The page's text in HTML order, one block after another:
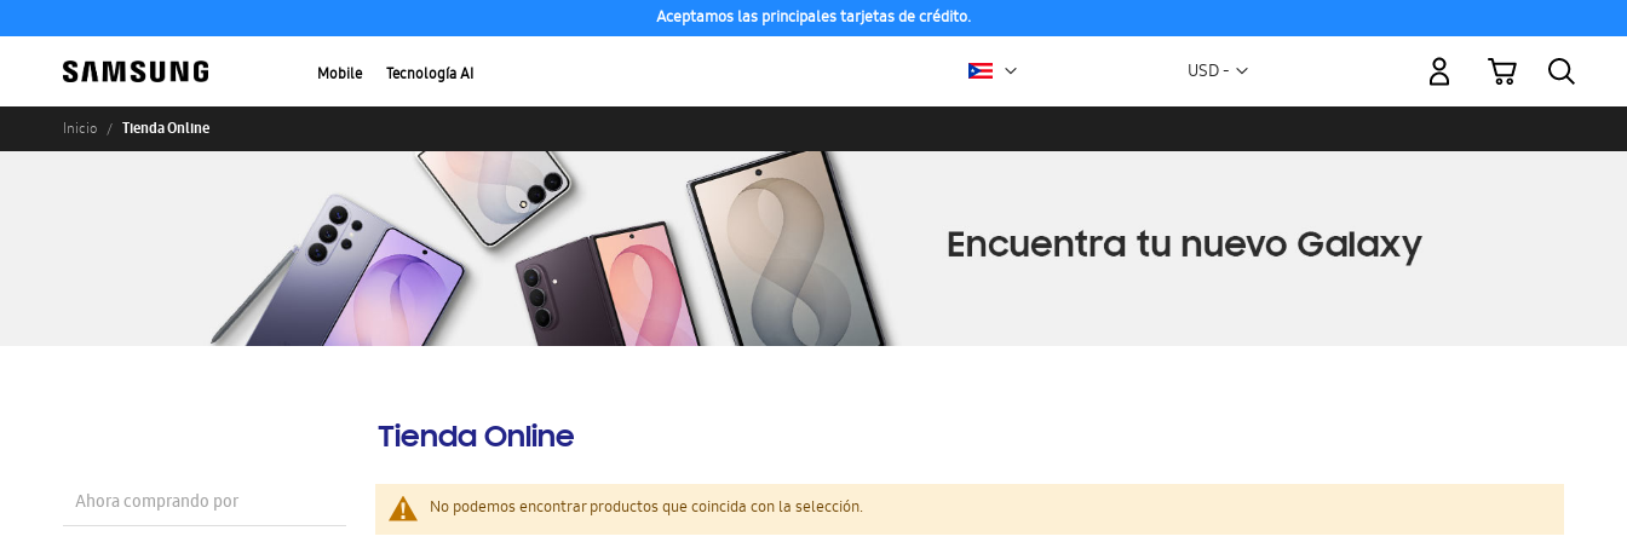
Aceptamos las principales tarjetas de crédito.
Mobile Tecnología AI Moneda
USD -
Mi carrito
Inicio Tienda Online
Tienda Online
No podemos encontrar productos que coincida con la selección.
Ahora comprando por